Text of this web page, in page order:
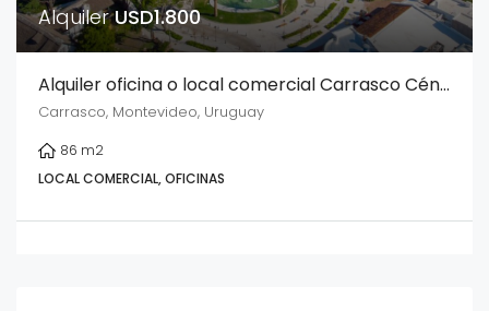
AlquilerUSD1.800
Alquiler oficina o local comercial Carrasco Céntrico a pasos de Arocena
Carrasco, Montevideo, Uruguay
86 m2
LOCAL COMERCIAL, OFICINAS